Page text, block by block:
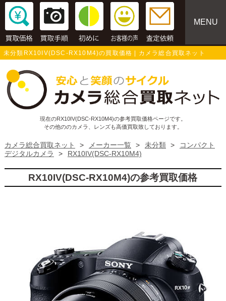
MENU
未分類RX10IV(DSC-RX10M4)の買取価格 | カメラ総合買取ネット
現在のRX10IV(DSC-RX10M4)の参考買取価格ページです。
その他ののカメラ、レンズも高価買取致しております。
カメラ総合買取ネット > メーカー一覧 > 未分類 >
コンパクト
デジタルカメラ
> RX10IV(DSC-RX10M4)
RX10IV(DSC-RX10M4)の参考買取価格